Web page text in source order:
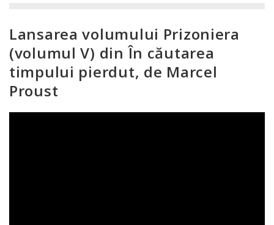
Lansarea volumului Prizoniera
(volumul V) din În căutarea
timpului pierdut, de Marcel
Proust